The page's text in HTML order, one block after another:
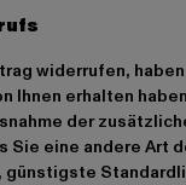
widerrufen,
Ihnen erhalten
der
Sie eine andere Art
günstigste